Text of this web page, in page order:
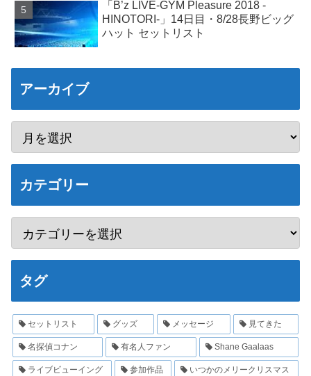
「B’z LIVE-GYM Pleasure 2018 -
HINOTORI-」14日目・8/28長野ビッグ
ハット セットリスト
アーカイブ
カテゴリー
タグ
セットリスト グッズ メッセージ 見てきた
名探偵コナン 有名人ファン Shane Gaalaas
ライブビューイング 参加作品 いつかのメリークリスマス